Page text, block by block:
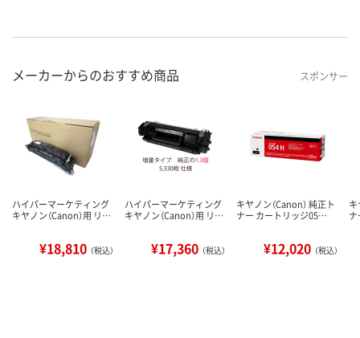
メーカーからのおすすめ商品 スポンサー
ハイパーマーケティング
キヤノン（Canon）用 リ…
¥18,810 （税込）
ハイパーマーケティング
キヤノン（Canon）用 リ…
¥17,360 （税込）
キヤノン（Canon） 純正ト
ナー カートリッジ05…
¥12,020 （税込）
キ